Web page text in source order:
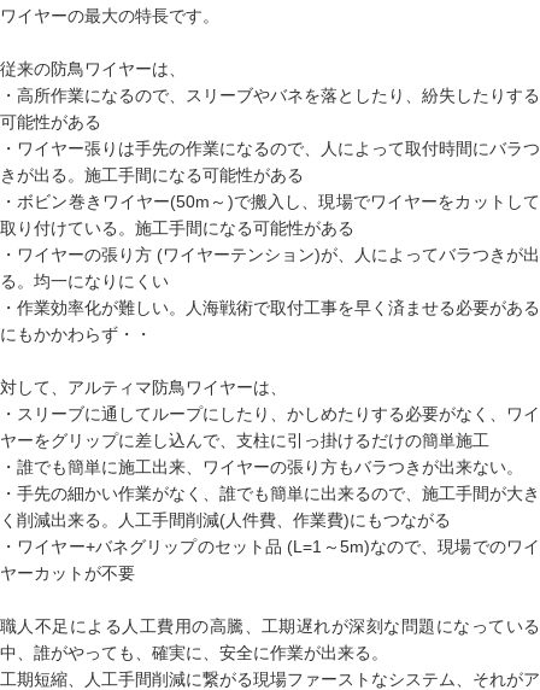
ワイヤーの最大の特長です。
従来の防鳥ワイヤーは、
・高所作業になるので、スリーブやバネを落としたり、紛失したりする
可能性がある
・ワイヤー張りは手先の作業になるので、人によって取付時間にバラつ
きが出る。施工手間になる可能性がある
・ボビン巻きワイヤー(50m～)で搬入し、現場でワイヤーをカットして
取り付けている。施工手間になる可能性がある
・ワイヤーの張り方 (ワイヤーテンション)が、人によってバラつきが出
る。均一になりにくい
・作業効率化が難しい。人海戦術で取付工事を早く済ませる必要がある
にもかかわらず・・
対して、アルティマ防鳥ワイヤーは、
・スリーブに通してループにしたり、かしめたりする必要がなく、ワイ
ヤーをグリップに差し込んで、支柱に引っ掛けるだけの簡単施工
・誰でも簡単に施工出来、ワイヤーの張り方もバラつきが出来ない。
・手先の細かい作業がなく、誰でも簡単に出来るので、施工手間が大き
く削減出来る。人工手間削減(人件費、作業費)にもつながる
・ワイヤー+バネグリップのセット品 (L=1～5m)なので、現場でのワイ
ヤーカットが不要
職人不足による人工費用の高騰、工期遅れが深刻な問題になっている
中、誰がやっても、確実に、安全に作業が出来る。
工期短縮、人工手間削減に繋がる現場ファーストなシステム、それがア